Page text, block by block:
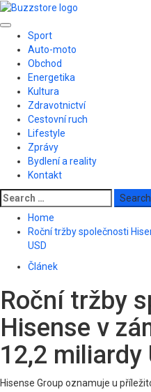
Skip
content
Primary
Menu
Sport
Auto-moto
Obchod
Energetika
Kultura
Zdravotnictví
Cestovní ruch
Lifestyle
Zprávy
Bydlení a reality
Kontakt
Search
for:
Home
Roční tržby společnosti
USD
Článek
Roční tržby
Hisense v
12,2 miliardy
Hisense Group oznamuje u